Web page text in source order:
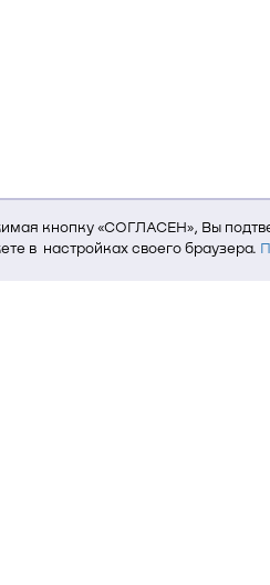
кнопку «СОГЛАСЕН», Вы
в настройках своего браузера.